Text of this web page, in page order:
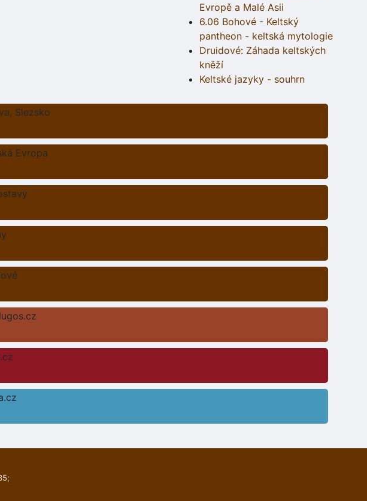
Evropě a Malé Asii
6.06 Bohové - Keltský
pantheon - keltská mytologie
Druidové: Záhada keltských
kněží
Keltské jazyky - souhrn
Slezsko
Evropa